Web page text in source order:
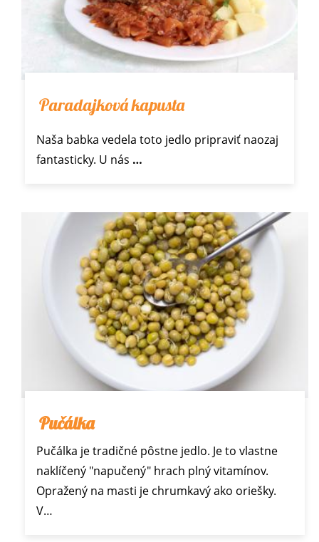
Paradajková kapusta
Naša babka vedela toto jedlo pripraviť naozaj
fantasticky. U nás …
Pučálka
Pučálka je tradičné pôstne jedlo. Je to vlastne
naklíčený "napučený" hrach plný vitamínov.
Opražený na masti je chrumkavý ako oriešky.
V…